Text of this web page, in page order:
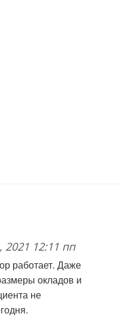
2021 12:11 пп
работает. Даже
окладов и
не